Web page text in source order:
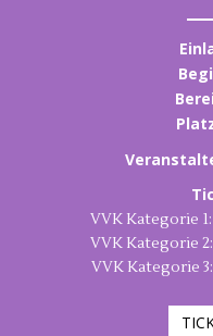
VVK Kategorie
VVK Kategorie
VVK Kategorie